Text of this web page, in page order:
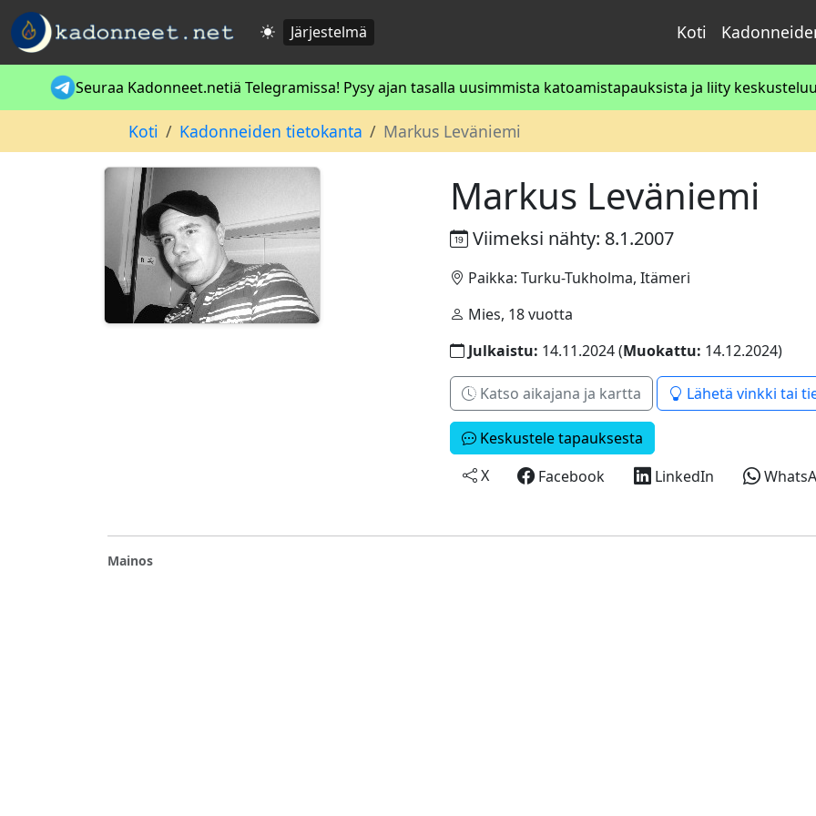
Järjestelmä Koti
Seuraa Kadonneet.netiä Telegramissa! Pysy ajan tasalla uusimmista katoamistapauksista ja liity
Koti Kadonneiden tietokanta Markus Leväniemi
Markus Leväniemi
Viimeksi nähty: 8.1.2007
Paikka: Turku-Tukholma, Itämeri
Mies, 18 vuotta
Julkaistu: 14.11.2024 (Muokattu: 14.12.2024)
Katso aikajana ja kartta Lähetä vinkki tai
Keskustele tapauksesta
X
Facebook LinkedIn
Mainos